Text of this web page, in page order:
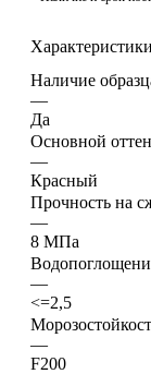
Характеристики
Наличие
—
Да
Основной
—
Красный
Прочность на
—
8 МПа
—
<=2,5
—
F200